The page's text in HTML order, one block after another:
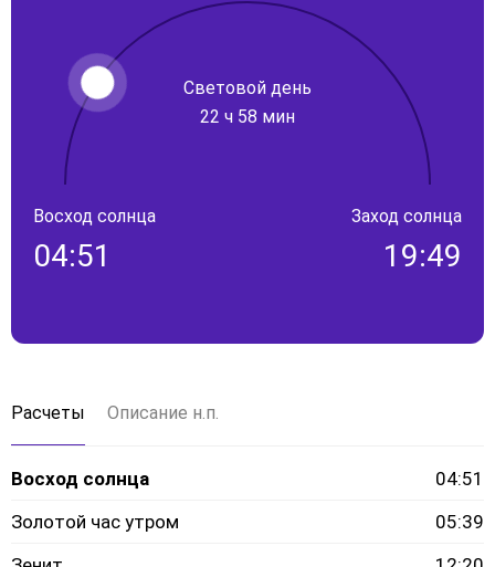
Световой день
22 ч 58 мин
Восход солнца
04:51
Заход солнца
19:49
Расчеты Описание н.п.
Восход солнца
04:51
Золотой час утром
05:39